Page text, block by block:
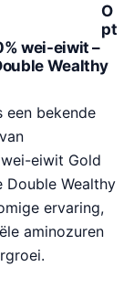
O
pt
wei-eiwit –
Wealthy
een bekende
eiwit Gold
Double Wealthy
ervaring,
aminozuren